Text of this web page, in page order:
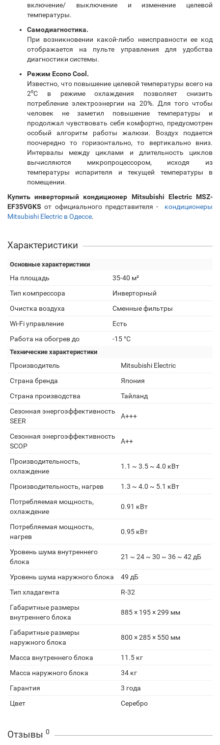
включение/ выключение и изменение целевой
температуры.
Самодиагностика.
При возникновении какой-либо неисправности ее код
отображается на пульте управления для удобства
диагностики системы.
Режим Econo Cool.
Известно, что повышение целевой температуры всего на
2⁰C в режиме охлаждения позволяет снизить
потребление электроэнергии на 20%. Для того чтобы
человек не заметил повышение температуры и
продолжал чувствовать себя комфортно, предусмотрен
особый алгоритм работы жалюзи. Воздух подается
поочередно то горизонтально, то вертикально вниз.
Интервалы между циклами и длительность циклов
вычисляются микропроцессором, исходя из
температуры испарителя и текущей температуры в
помещении.
Купить инверторный кондиционер Mitsubishi Electric MSZ-
EF35VGKS от официального представителя - кондиционеры
Mitsubishi Electric в Одессе.
Характеристики
Основные характеристики
На площадь
35-40 м²
Тип компрессора
Инверторный
Очистка воздуха
Сменные фильтры
Wi-Fi управление
Есть
Работа на обогрев до
-15 °C
Технические характеристики
Производитель
Mitsubishi Electric
Страна бренда
Япония
Страна производства
Тайланд
Сезонная энергоэффективность
SEER
A+++
Сезонная энергоэффективность
SCOP
A++
Производительность,
охлаждение
1.1 ~ 3.5 ~ 4.0 кВт
Производительность, нагрев
1.3 ~ 4.0 ~ 5.1 кВт
Потребляемая мощность,
охлаждение
0.91 кВт
Потребляемая мощность,
нагрев
0.95 кВт
Уровень шума внутреннего
блока
21 ~ 24 ~ 30 ~ 36 ~ 42 дБ
Уровень шума наружного блока
49 дБ
Тип хладагента
R-32
Габаритные размеры
внутреннего блока
885 × 195 × 299 мм
Габаритные размеры
наружного блока
800 × 285 × 550 мм
Масса внутреннего блока
11.5 кг
Масса наружного блока
34 кг
Гарантия
3 года
Цвет
Серебро
Отзывы 0